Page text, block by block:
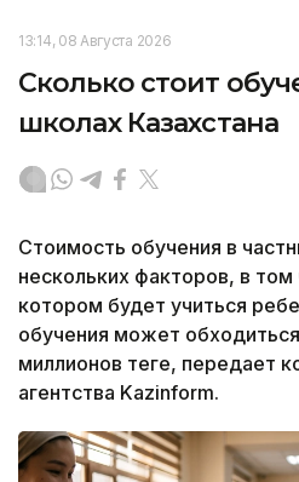
13:14, 08 Августа 2026
Сколько стоит
школах Казахстана
Стоимость обучения в
нескольких факторов, в том
котором будет учиться
обучения может
миллионов теңге, передает
агентства Kazinform.